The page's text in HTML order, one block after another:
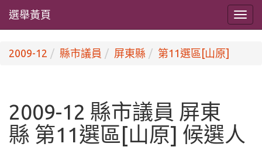
選舉黃頁
2009-12 縣市議員 屏東縣 第11選區[山原]
2009-12 縣市議員 屏東
縣 第11選區[山原] 候選人